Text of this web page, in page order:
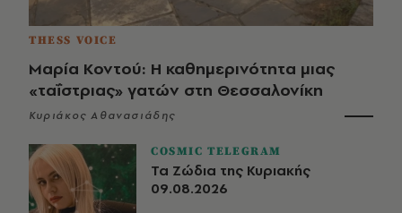
THESS VOICE
Μαρία Κοντού: Η καθημερινότητα μιας
«ταΐστριας» γατών στη Θεσσαλονίκη
Κυριάκος Αθανασιάδης
COSMIC TELEGRAM
Τα Ζώδια της Κυριακής
09.08.2026